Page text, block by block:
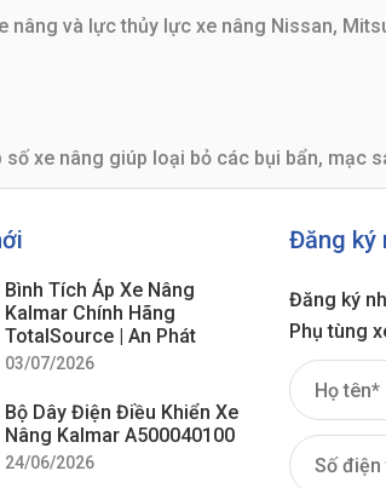
nâng và lực thủy lực xe nâng Nissan,
xe nâng giúp loại bỏ các bụi bẩn, mạc
đưa vào hộp số để bôi trơn. Lọc hộp
qua nồi số áp lực dầu ép các đĩa ma
đưa vào bơm hộp số.
Bình Tích Áp Xe Nâng
Kalmar Chính Hãng
TotalSource | An Phát
03/07/2026
Bộ Dây Điện Điều Khiển Xe
Nâng Kalmar A500040100
24/06/2026
Đăng ký
Đăng ký
Phụ tùng